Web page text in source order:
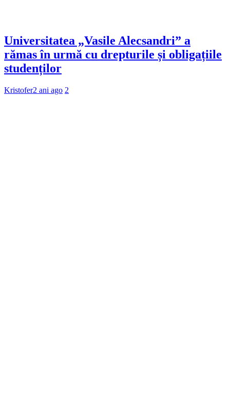
Universitatea „Vasile Alecsandri” a
rămas în urmă cu drepturile și obligațiile
studenților
Kristofer2 ani ago 2